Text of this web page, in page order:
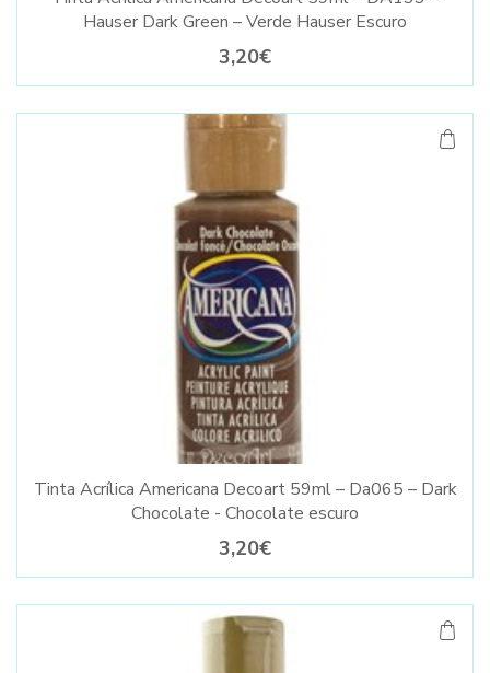
Hauser Dark Green – Verde Hauser Escuro
3,20€
Tinta Acrílica Americana Decoart 59ml – Da065 – Dark
Chocolate - Chocolate escuro
3,20€